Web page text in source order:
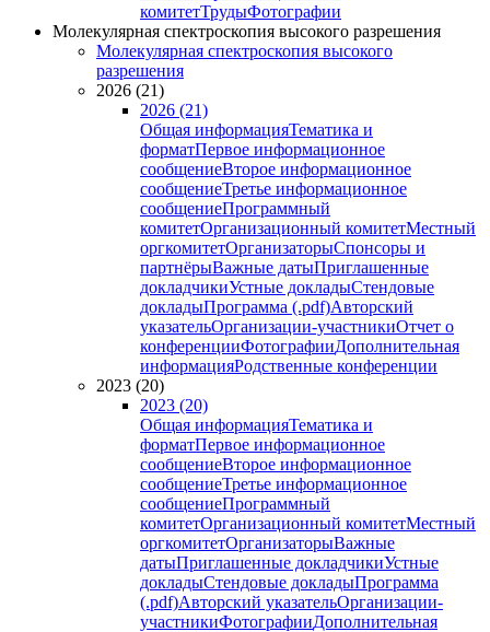
комитетТрудыФотографии
Молекулярная спектроскопия высокого разрешения
Молекулярная спектроскопия высокого
разрешения
2026 (21)
2026 (21)
Общая информацияТематика и
форматПервое информационное
сообщениеВторое информационное
сообщениеТретье информационное
сообщениеПрограммный
комитетОрганизационный комитетМестный
оргкомитетОрганизаторыСпонсоры и
партнёрыВажные датыПриглашенные
докладчикиУстные докладыСтендовые
докладыПрограмма (.pdf)Авторский
указательОрганизации-участникиОтчет о
конференцииФотографииДополнительная
информацияРодственные конференции
2023 (20)
2023 (20)
Общая информацияТематика и
форматПервое информационное
сообщениеВторое информационное
сообщениеТретье информационное
сообщениеПрограммный
комитетОрганизационный комитетМестный
оргкомитетОрганизаторыВажные
датыПриглашенные докладчикиУстные
докладыСтендовые докладыПрограмма
(.pdf)Авторский указательОрганизации-
участникиФотографииДополнительная